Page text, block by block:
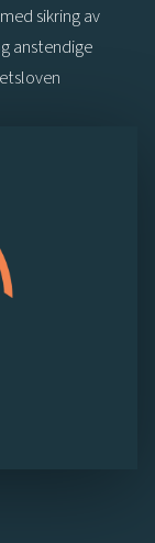
sikring av
anstendige